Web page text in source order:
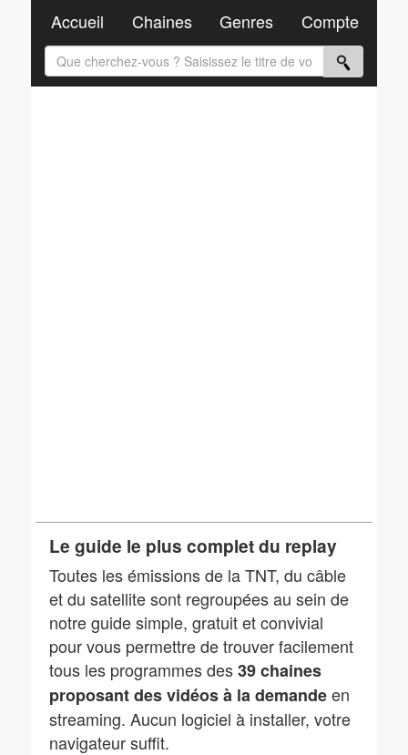
Le guide le plus complet du replay
Toutes les émissions de la TNT, du câble
et du satellite sont regroupées au sein de
notre guide simple, gratuit et convivial
pour vous permettre de trouver facilement
tous les programmes des39 chaines
proposant des vidéos à la demandeen
streaming. Aucun logiciel à installer, votre
navigateur suffit.
Accueil Chaines Genres Compte